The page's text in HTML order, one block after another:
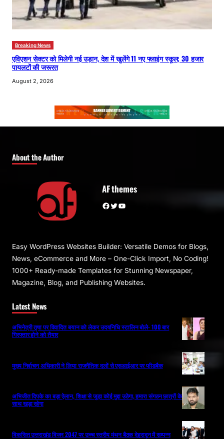
Breaking News
एविएशन सेक्टर को मिलेगी नई उड़ान, देश में खुलेंगे 11 नए फ्लाइंग स्कूल; 30 हजार
पायलटों की जरूरत
August 2, 2026
About the Author
AF themes
Facebook Twitter YouTube
Easy WordPress Websites Builder: Versatile Demos for Blogs,
News, eCommerce and More – One-Click Import, No Coding!
1000+ Ready-made Templates for Stunning Newspaper,
Magazine, Blog, and Publishing Websites.
Latest News
अभिनेत्री तृषा पर विवादित बयान को लेकर उदयनिधि स्टालिन बोले- 100 बार
गिरफ्तार होने को तैयार
मुख्य निर्वाचन अधिकारी ने लिया राजनैतिक दलों से एसआईआर पर फीडबैक
अभिजीत दिपके का बड़ा ऐलान, शिक्षा से जुड़ा कोई मुद्दा उठेगा, हमारा संगठन छात्रों के
साथ खड़ा रहेगा
विकसित उत्तराखंड विजन 2047 पर उच्च स्तरीय मंथन बैठक देहरादून में सम्पन्न